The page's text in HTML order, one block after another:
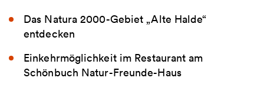
Das Natura 2000-Gebiet „Alte Halde“
entdecken
Einkehrmöglichkeit im Restaurant am
Schönbuch Natur-Freunde-Haus